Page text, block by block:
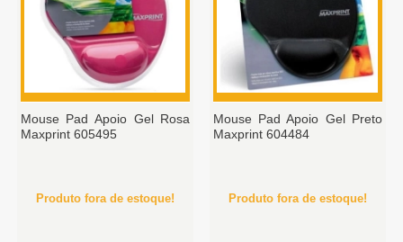
Mouse Pad Apoio Gel Rosa
Maxprint 605495
Produto fora de estoque!
Mouse Pad Apoio Gel Preto
Maxprint 604484
Produto fora de estoque!